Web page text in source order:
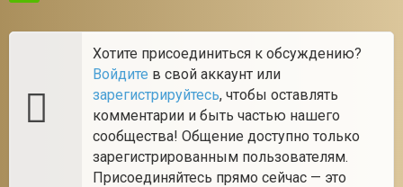
Хотите присоединиться к обсуждению?
Войдите в свой аккаунт или
зарегистрируйтесь, чтобы оставлять
комментарии и быть частью нашего
сообщества! Общение доступно только
зарегистрированным пользователям.
Присоединяйтесь прямо сейчас — это